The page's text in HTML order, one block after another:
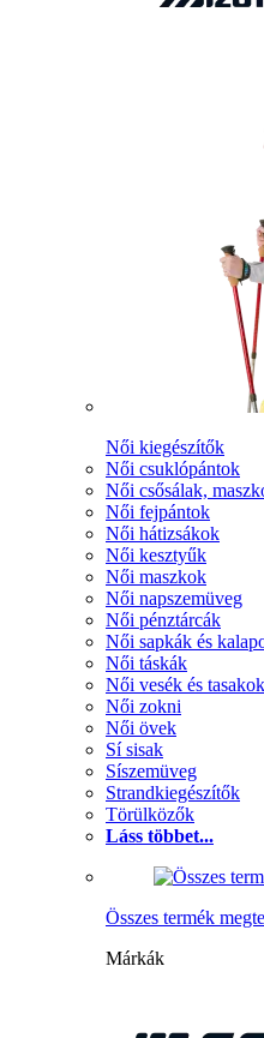
Női kiegészítők
Női csuklópántok
Női csősálak,
Női fejpántok
Női hátizsákok
Női kesztyűk
Női maszkok
Női napszemüveg
Női pénztárcák
Női sapkák és
Női táskák
Női vesék és tasakok
Női zokni
Női övek
Sí sisak
Síszemüveg
Strandkiegészítők
Törülközők
Láss többet...
Összes termék
Márkák